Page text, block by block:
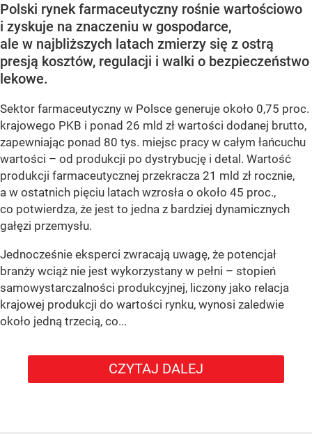
Polski rynek farmaceutyczny rośnie wartościowo
i zyskuje na znaczeniu w gospodarce,
ale w najbliższych latach zmierzy się z ostrą
presją kosztów, regulacji i walki o bezpieczeństwo
lekowe.
Sektor farmaceutyczny w Polsce generuje około 0,75 proc.
krajowego PKB i ponad 26 mld zł wartości dodanej brutto,
zapewniając ponad 80 tys. miejsc pracy w całym łańcuchu
wartości – od produkcji po dystrybucję i detal. Wartość
produkcji farmaceutycznej przekracza 21 mld zł rocznie,
a w ostatnich pięciu latach wzrosła o około 45 proc.,
co potwierdza, że jest to jedna z bardziej dynamicznych
gałęzi przemysłu.
Jednocześnie eksperci zwracają uwagę, że potencjał
branży wciąż nie jest wykorzystany w pełni – stopień
samowystarczalności produkcyjnej, liczony jako relacja
krajowej produkcji do wartości rynku, wynosi zaledwie
około jedną trzecią, co...
CZYTAJ DALEJ